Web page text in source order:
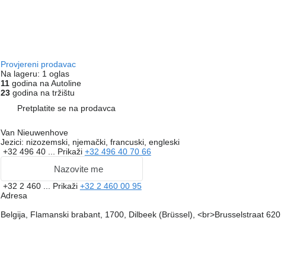
Provjereni prodavac
Na lageru: 1 oglas
11godina na Autoline
23godina na tržištu
Pretplatite se na prodavca
Van Nieuwenhove
Jezici: nizozemski, njemački, francuski, engleski
+32 496 40 ... Prikaži +32 496 40 70 66
Nazovite me
+32 2 460 ... Prikaži +32 2 460 00 95
Adresa
Belgija, Flamanski brabant, 1700, Dilbeek (Brüssel), <br>Brusselstraat 620